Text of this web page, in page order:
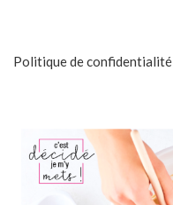
Politique de confidentialité